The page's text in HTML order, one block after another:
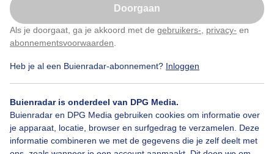
Doorgaan
Als je doorgaat, ga je akkoord met de gebruikers- privacy- en
abonnementsvoorwaarden
Heb je al een Buienradar-abonnement? Inloggen
Buienradar is onderdeel van DPG Media.
Buienradar en DPG Media gebruiken cookies om informatie over
je apparaat, locatie, browser en surfgedrag te verzamelen. Deze
informatie combineren we met de gegevens die je zelf deelt met
Door: Jan Horde Gemaakt: 09-08-2025, 18x bekeken
Zomer Zonsopkomst
Bekijk slideshow
Klik hierom dit aan te passen